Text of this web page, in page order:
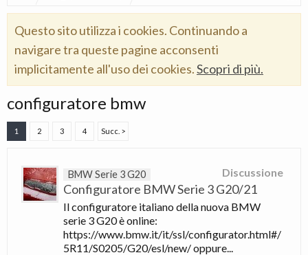
Questo sito utilizza i cookies. Continuando a
navigare tra queste pagine acconsenti
implicitamente all'uso dei cookies.Scopri di più.
configuratore bmw
1 2 3 4 Succ. >
Discussione
BMW Serie 3 G20
Configuratore BMW Serie 3 G20/21
Il configuratore italiano della nuova BMW
serie 3 G20 è online:
https://www.bmw.it/it/ssl/configurator.html#/
5R11/S0205/G20/esl/new/ oppure...